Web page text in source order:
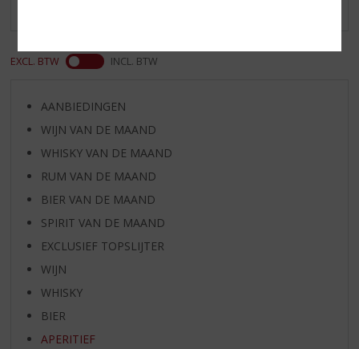
EXCL. BTW INCL. BTW
AANBIEDINGEN
WIJN VAN DE MAAND
WHISKY VAN DE MAAND
RUM VAN DE MAAND
BIER VAN DE MAAND
SPIRIT VAN DE MAAND
EXCLUSIEF TOPSLIJTER
WIJN
WHISKY
BIER
APERITIEF